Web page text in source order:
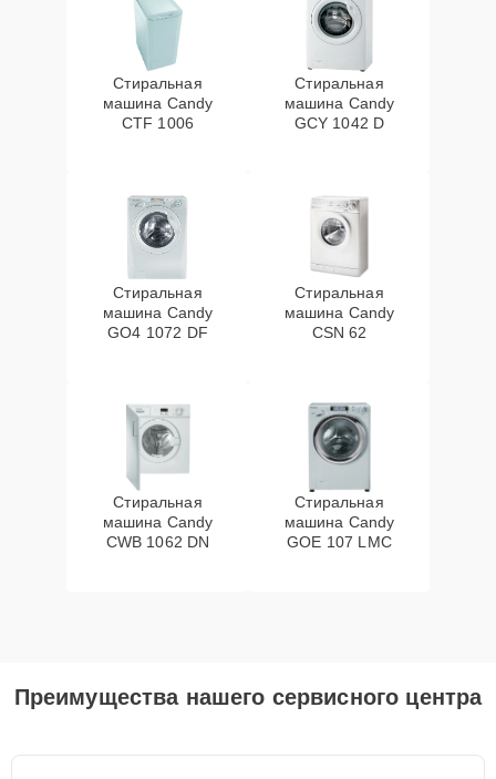
Стиральная
машина Candy
CTF 1006
Стиральная
машина Candy
GCY 1042 D
Стиральная
машина Candy
GO4 1072 DF
Стиральная
машина Candy
CSN 62
Стиральная
машина Candy
CWB 1062 DN
Стиральная
машина Candy
GOE 107 LMC
Преимущества нашего сервисного центра